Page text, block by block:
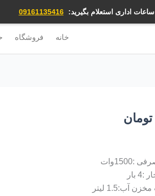
اداری استعلام بگیرید: 09161135416
خانه فروشگاه
تومان
:1500وات
بار
آب:1.5 لیتر